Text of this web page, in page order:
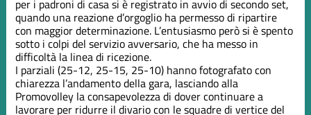
per i padroni di casa si è registrato in avvio di secondo set,
quando una reazione d’orgoglio ha permesso di ripartire
con maggior determinazione. L’entusiasmo però si è spento
sotto i colpi del servizio avversario, che ha messo in
difficoltà la linea di ricezione.
I parziali (25-12, 25-15, 25-10) hanno fotografato con
chiarezza l’andamento della gara, lasciando alla
Promovolley la consapevolezza di dover continuare a
lavorare per ridurre il divario con le squadre di vertice del